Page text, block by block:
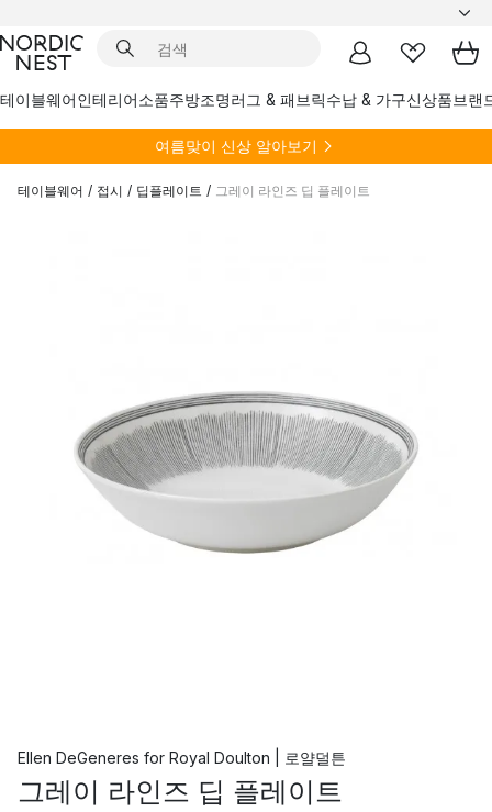
테이블웨어인테리어소품주방조명러그 & 패브릭수납 & 가구신상품브랜
여름맞이 신상 알아보기
테이블웨어 / 접시 / 딥플레이트 / 그레이 라인즈 딥 플레이트
Ellen DeGeneres for Royal Doulton | 로얄덜튼
그레이 라인즈 딥 플레이트